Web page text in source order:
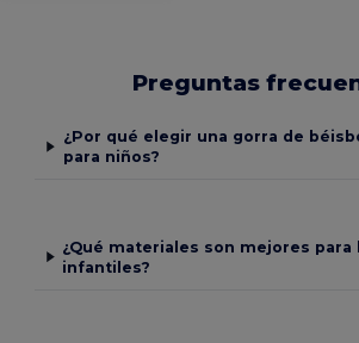
Preguntas
¿Por qué elegir una gorra de
para niños?
¿Qué materiales son mejores para
infantiles?